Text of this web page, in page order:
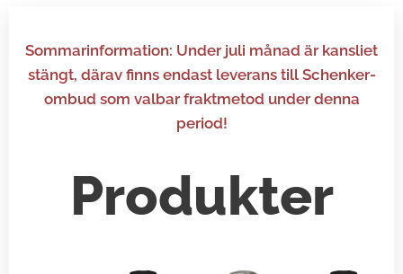
Sommarinformation: Under juli månad är kansliet
stängt, därav finns endast leverans till Schenker-
ombud som valbar fraktmetod under denna
period!
Produkter